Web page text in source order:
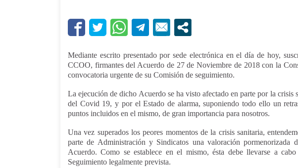
Mediante escrito presentado por sede electrónica en el día de hoy,
CCOO, firmantes del Acuerdo de 27 de Noviembre de 2018 con la
convocatoria urgente de su Comisión de seguimiento.
La ejecución de dicho Acuerdo se ha visto afectado en parte por la crisis
del Covid 19, y por el Estado de alarma, suponiendo todo ello un
puntos incluidos en el mismo, de gran importancia para nosotros.
Una vez superados los peores momentos de la crisis sanitaria,
parte de Administración y Sindicatos una valoración pormenorizada
Acuerdo. Como se establece en el mismo, ésta debe llevarse a
Seguimiento legalmente prevista.